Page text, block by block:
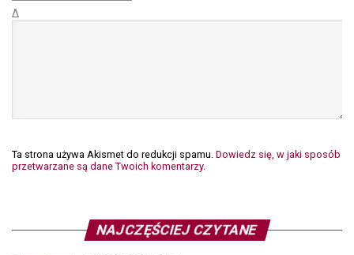
Δ
Ta strona używa Akismet do redukcji spamu. Dowiedz się, w jaki sposób
przetwarzane są dane Twoich komentarzy.
NAJCZĘŚCIEJ CZYTANE